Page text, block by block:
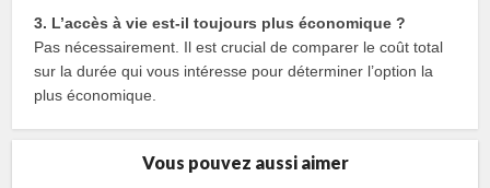
3. L’accès à vie est-il toujours plus économique ?
Pas nécessairement. Il est crucial de comparer le coût total
sur la durée qui vous intéresse pour déterminer l’option la
plus économique.
Vous pouvez aussi aimer